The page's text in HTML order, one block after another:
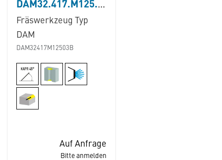
DAM32.417.M125.03B
Fräswerkzeug Typ
DAM
DAM32417M12503B
Auf Anfrage
Bitte anmelden